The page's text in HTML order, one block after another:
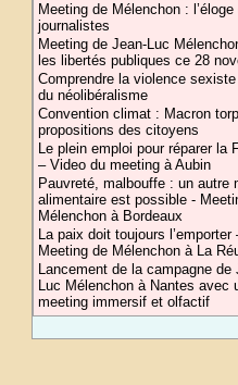
Meeting de Mélenchon : l’éloge
journalistes
Meeting de Jean-Luc
les libertés publiques ce 28
Comprendre la violence sexiste
du néolibéralisme
Convention climat : Macron
propositions des citoyens
Le plein emploi pour réparer la
– Video du meeting à Aubin
Pauvreté, malbouffe : un autre
alimentaire est possible -
Mélenchon à Bordeaux
La paix doit toujours l’emporter
Meeting de Mélenchon à La
Lancement de la campagne de
Luc Mélenchon à Nantes avec
meeting immersif et olfactif